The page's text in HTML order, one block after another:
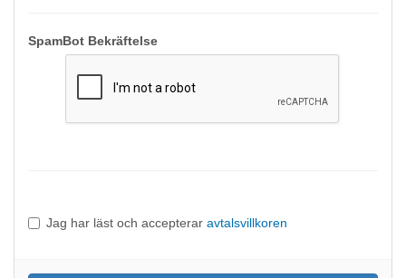
SpamBot Bekräftelse
Jag har läst och accepterar avtalsvillkoren